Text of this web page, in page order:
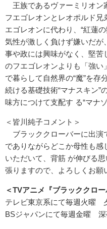
王族であるヴァーミリオン
フエゴレオンとレオポルド兄
エゴレオンに代わり、“紅蓮
気性が激しく負けず嫌いだ
事や政には興味がなく、堅苦
のフエゴレオンよりも「強
で暮らして自然界の“魔”を存
続ける基礎技術“マナスキン”
味方につけて支配す る“マナ
＜皆川純子コメント＞
ブラッククローバーに出
でありながらどこか母性も
いただいて、背筋 が伸びる
張りますので、よろしくお願
＜TVアニメ『ブラッククロ
テレビ東京系にて毎週火曜
BSジャパンにて毎週金曜 深